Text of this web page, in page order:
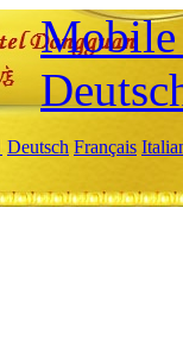
Mobile
Deutsch Français